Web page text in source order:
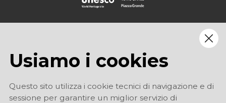
Usiamo i cookies
Questo sito utilizza i cookie tecnici di navigazione e di
sessione per garantire un miglior servizio di